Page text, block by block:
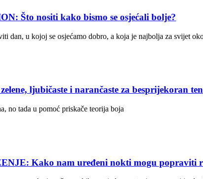
Što nositi kako bismo se osjećali bolje?
dan, u kojoj se osjećamo dobro, a koja je najbolja za svijet
ljubičaste i narančaste za besprijekoran ten
no tada u pomoć priskače teorija boja
Kako nam uređeni nokti mogu popraviti